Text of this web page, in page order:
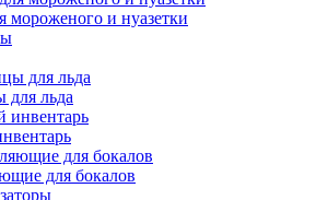
мороженого и нуазетки
льда
для бокалов